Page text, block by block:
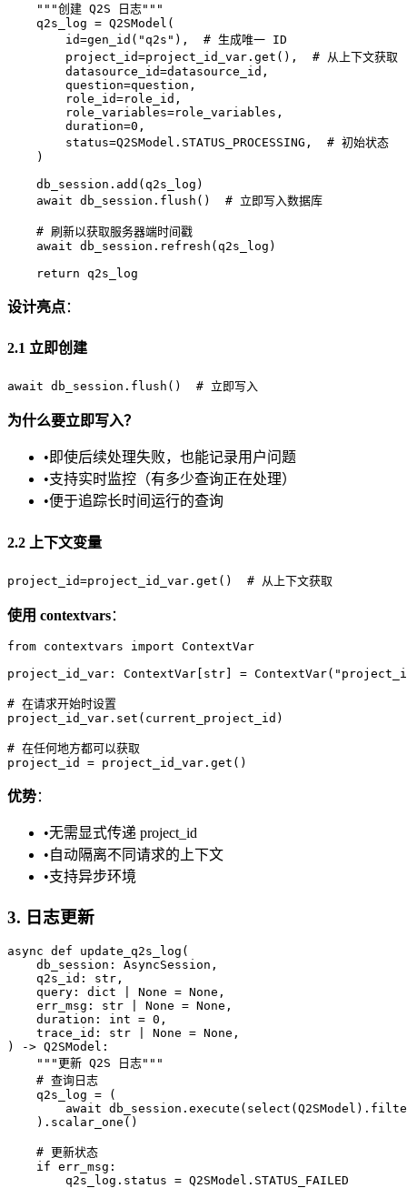
    """创建 Q2S 日志"""
    q2s_log = Q2SModel(
        id=gen_id("q2s"),  # 生成唯一 ID
        project_id=project_id_var.get(),  # 从上下文获取
        datasource_id=datasource_id,
        question=question,
        role_id=role_id,
        role_variables=role_variables,
        duration=0,
        status=Q2SModel.STATUS_PROCESSING,  # 初始状态
    )
    db_session.add(q2s_log)
    await db_session.flush()  # 立即写入数据库
    # 刷新以获取服务器端时间戳
    await db_session.refresh(q2s_log)
设计亮点：
2.1 立即创建
为什么要立即写入？
•即使后续处理失败，也能记录用户问题
•支持实时监控（有多少查询正在处理）
•便于追踪长时间运行的查询
2.2 上下文变量
使用 contextvars：
from contextvars import ContextVar
project_id_var: ContextVar[str] =
# 在请求开始时设置
project_id_var.set(current_project_id)
# 在任何地方都可以获取
优势：
•无需显式传递 project_id
•自动隔离不同请求的上下文
•支持异步环境
3. 日志更新
async def update_q2s_log(
    db_session: AsyncSession,
    q2s_id: str,
    query: dict | None = None,
    err_msg: str | None = None,
    duration: int = 0,
    trace_id: str | None = None,
) -> Q2SModel:
    """更新 Q2S 日志"""
    # 查询日志
    q2s_log = (
await
    ).scalar_one()
    # 更新状态
    if err_msg:
        q2s_log.status = Q2SModel.STATUS_FAILED